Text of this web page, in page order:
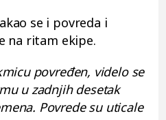
se i povreda i
na ritam ekipe.
povređen, videlo se
u zadnjih desetak
Povrede su uticale